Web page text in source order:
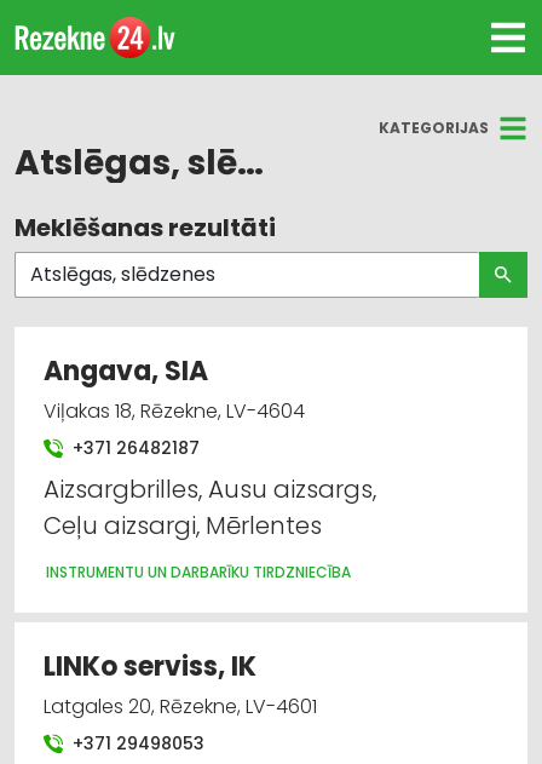
KATEGORIJAS
Atslēgas, slēdzenes
Visas nozares
Durvis, logi
Būvmateriālu, būvkonstrukciju tirdzniecība
Celtniecības un remonta darbi
Žalūzijas, aizkaru stieņi
Apdares materiāli: tirdzniecība
Apdares darbi
Meklēšanas rezultāti
Angava, SIA
Viļakas 18, Rēzekne, LV-4604
+371 26482187
Aizsargbrilles, Ausu aizsargs,
Ceļu aizsargi, Mērlentes
INSTRUMENTU UN DARBARĪKU TIRDZNIECĪBA
LINKo serviss, IK
Latgales 20, Rēzekne, LV-4601
+371 29498053